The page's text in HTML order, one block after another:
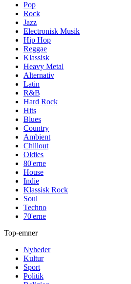
Pop
Rock
Jazz
Electronisk Musik
Hip Hop
Reggae
Klassisk
Heavy Metal
Alternativ
Latin
R&B
Hard Rock
Hits
Blues
Country
Ambient
Chillout
Oldies
80'erne
House
Indie
Klassisk Rock
Soul
Techno
70'erne
Top-emner
Nyheder
Kultur
Sport
Politik